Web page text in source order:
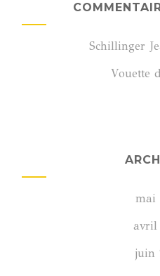
Schillinger
Vouette
mai
avril
juin